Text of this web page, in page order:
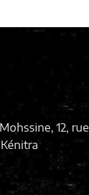
12, rue